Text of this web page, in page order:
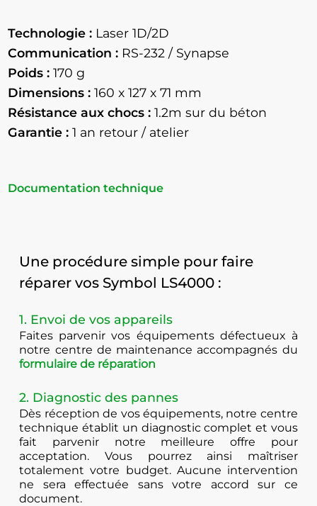
Technologie : Laser 1D/2D
Communication : RS-232 / Synapse
Poids : 170 g
Dimensions : 160 x 127 x 71 mm
Résistance aux chocs : 1.2m sur du béton
Garantie : 1 an retour / atelier
Documentation technique
Une procédure simple pour faire
réparer vos Symbol LS4000 :
1. Envoi de vos appareils
Faites parvenir vos équipements défectueux à
notre centre de maintenance accompagnés du
formulaire de réparation
2. Diagnostic des pannes
Dès réception de vos équipements, notre centre
technique établit un diagnostic complet et vous
fait parvenir notre meilleure offre pour
acceptation. Vous pourrez ainsi maîtriser
totalement votre budget. Aucune intervention
ne sera effectuée sans votre accord sur ce
document.